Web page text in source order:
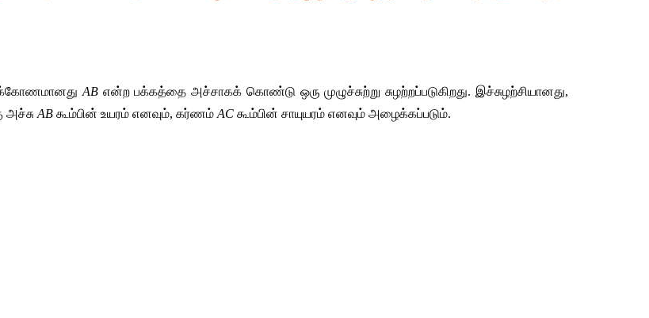
AB என்ற பக்கத்தை அச்சாகக் கொண்டு ஒரு முழுச்சுற்று சுழற்றப்படுகிறது. இச்சுழற்சியானது,
அச்சு AB கூம்பின் உயரம் எனவும், கர்ணம் AC கூம்பின் சாயுயரம் எனவும் அழைக்கப்படும்.